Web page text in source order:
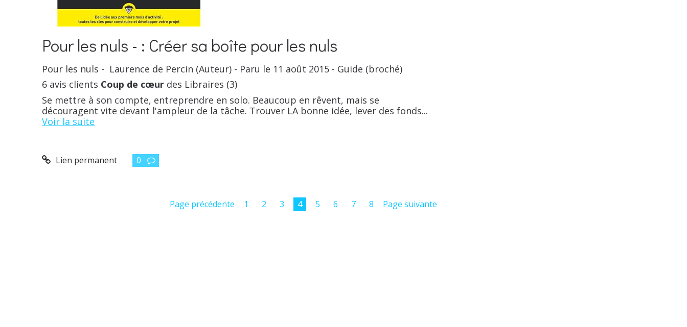
Pour les nuls - : Créer sa boîte pour les nuls
Pour les nuls - Laurence de Percin (Auteur) - Paru le 11 août 2015 - Guide (broché)
6 avis clients Coup de cœur des Libraires (3)
Se mettre à son compte, entreprendre en solo. Beaucoup en rêvent, mais se
découragent vite devant l'ampleur de la tâche. Trouver LA bonne idée, lever des fonds...
Voir la suite
Lien permanent 0
Page précédente 1 2 3 4 5 6 7 8 Page suivante